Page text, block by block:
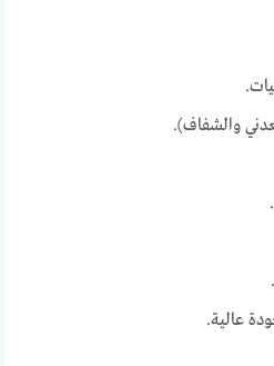
والشفاف).
عالية.